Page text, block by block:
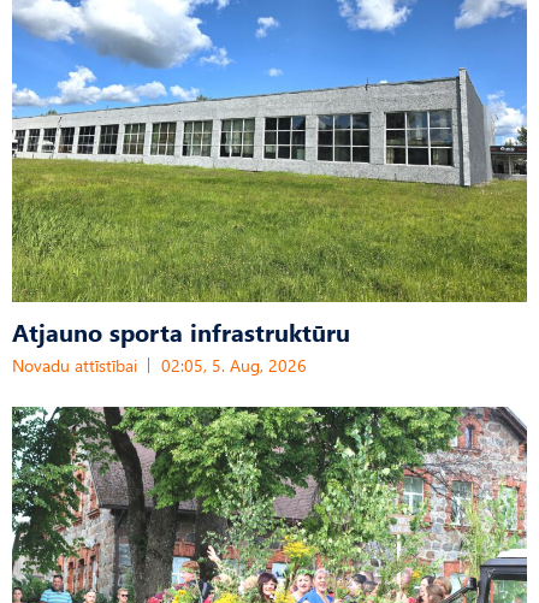
Atjauno sporta infrastruktūru
Novadu attīstībai 02:05, 5. Aug, 2026